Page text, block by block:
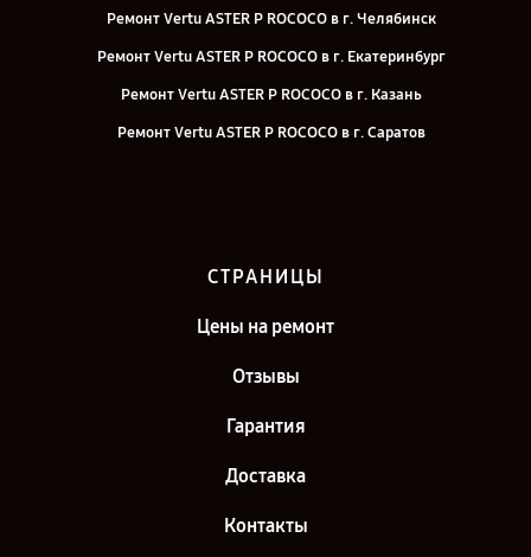
Ремонт Vertu ASTER P ROCOCO в г. Челябинск
Ремонт Vertu ASTER P ROCOCO в г. Екатеринбург
Ремонт Vertu ASTER P ROCOCO в г. Казань
Ремонт Vertu ASTER P ROCOCO в г. Саратов
СТРАНИЦЫ
Цены на ремонт
Отзывы
Гарантия
Доставка
Контакты